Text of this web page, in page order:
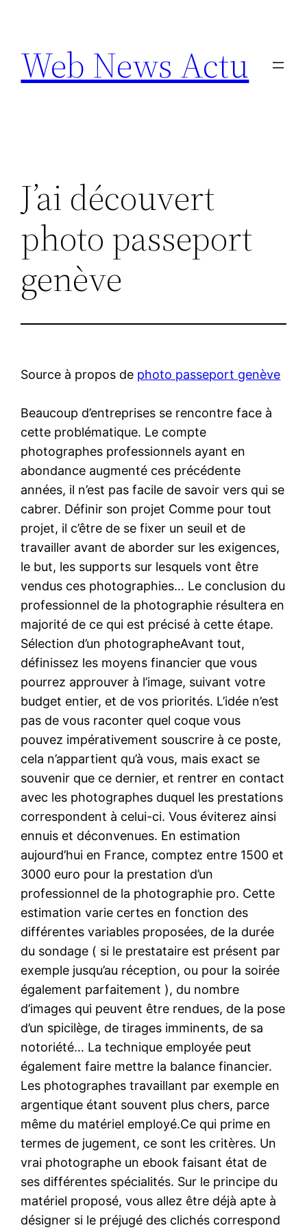
contenu
Web News Actu
J’ai découvert
photo passeport
genève
Source à propos de photo passeport genève
Beaucoup d’entreprises se rencontre face à
cette problématique. Le compte
photographes professionnels ayant en
abondance augmenté ces précédente
années, il n’est pas facile de savoir vers qui se
cabrer. Définir son projet Comme pour tout
projet, il c’être de se fixer un seuil et de
travailler avant de aborder sur les exigences,
le but, les supports sur lesquels vont être
vendus ces photographies… Le conclusion du
professionnel de la photographie résultera en
majorité de ce qui est précisé à cette étape.
Sélection d’un photographeAvant tout,
définissez les moyens financier que vous
pourrez approuver à l’image, suivant votre
budget entier, et de vos priorités. L’idée n’est
pas de vous raconter quel coque vous
pouvez impérativement souscrire à ce poste,
cela n’appartient qu’à vous, mais exact se
souvenir que ce dernier, et rentrer en contact
avec les photographes duquel les prestations
correspondent à celui-ci. Vous éviterez ainsi
ennuis et déconvenues. En estimation
aujourd’hui en France, comptez entre 1500 et
3000 euro pour la prestation d’un
professionnel de la photographie pro. Cette
estimation varie certes en fonction des
différentes variables proposées, de la durée
du sondage ( si le prestataire est présent par
exemple jusqu’au réception, ou pour la soirée
également parfaitement ), du nombre
d’images qui peuvent être rendues, de la pose
d’un spicilège, de tirages imminents, de sa
notoriété… La technique employée peut
également faire mettre la balance financier.
Les photographes travaillant par exemple en
argentique étant souvent plus chers, parce
même du matériel employé.Ce qui prime en
termes de jugement, ce sont les critères. Un
vrai photographe un ebook faisant état de
ses différentes spécialités. Sur le principe du
matériel proposé, vous allez être déjà apte à
désigner si le préjugé des clichés correspond